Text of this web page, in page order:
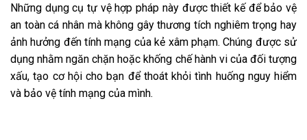
Những dụng cụ tự vệ hợp pháp này được thiết kế để bảo vệ
an toàn cá nhân mà không gây thương tích nghiêm trọng hay
ảnh hưởng đến tính mạng của kẻ xâm phạm. Chúng được sử
dụng nhằm ngăn chặn hoặc khống chế hành vi của đối tượng
xấu, tạo cơ hội cho bạn để thoát khỏi tình huống nguy hiểm
và bảo vệ tính mạng của mình.